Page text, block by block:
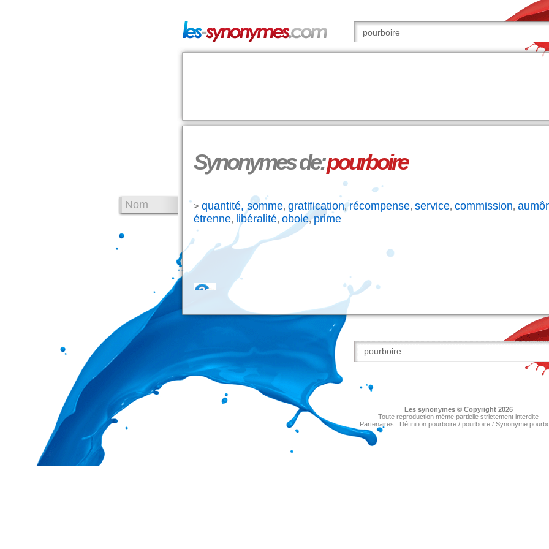
Synonymes de:pourboire
Nom > quantité, somme, gratification,récompense, service, commission,
étrenne, libéralité, obole,prime
Les synonymes© Copyright 2026
Toute reproduction même partielle strictement interdite
Partenaires : Définition pourboire/ pourboire/ Synonyme